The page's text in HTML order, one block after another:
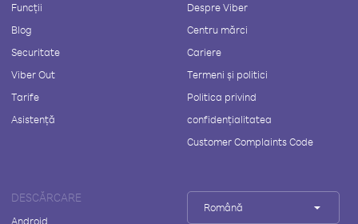
Funcții
Blog
Securitate
Viber Out
Tarife
Asistență
Despre Viber
Centru mărci
Cariere
Termeni și politici
Politica privind
confidențialitatea
Customer Complaints Code
DESCĂRCARE
Android
Română